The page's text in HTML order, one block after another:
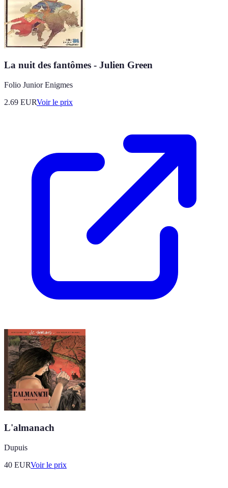
La nuit des fantômes - Julien Green
Folio Junior Enigmes
2.69 EURVoir le prix
L'almanach
Dupuis
40 EURVoir le prix